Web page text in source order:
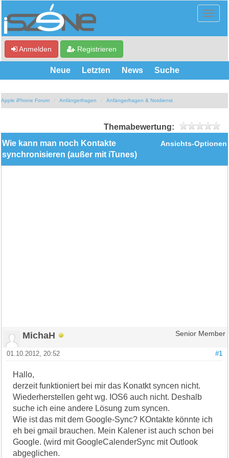
Anmelden Registrieren
Neue Letzten News Suche
Apple iPhone Forum Anfängerfragen Anfängerfragen & Notdienst
Themabewertung:
Ansichts-Optionen
Wie kann man noch Kontakte
synchronisieren (außer mit iTunes)
MichaH Senior Member
#1
01.10.2012, 20:52
Hallo,
derzeit funktioniert bei mir das Konatkt syncen nicht.
Wiederherstellen geht wg. IOS6 auch nicht. Deshalb
suche ich eine andere Lösung zum syncen.
Wie ist das mit dem Google-Sync? KOntakte könnte ich
eh bei gmail brauchen. Mein Kalener ist auch schon bei
Google. (wird mit GoogleCalenderSync mit Outlook
abgeglichen.